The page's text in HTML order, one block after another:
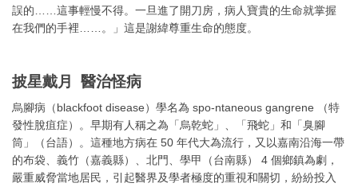
誤的……這事輕慢不得。一旦進了開刀房，病人寶貴的生命就掌握
在我們的手裡……。」這是謝緯尊重生命的態度。
披星戴月 醫治怪病
烏腳病（blackfoot disease）學名為 spo-ntaneous gangrene （特
發性脫疽症）。早期有人稱之為「烏乾蛇」、「飛蛇」和「臭腳
筒」（台語）。這種地方病在 50 年代大為流行，又以嘉南沿海一帶
的布袋、義竹（嘉義縣）、北門、學甲（台南縣） 4 個鄉鎮為劇，
嚴重威脅當地居民，引起醫界及學者極度的重視和關切，紛紛投入